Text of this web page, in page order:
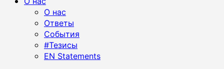
О нас
Ответы
События
#Тезисы
EN Statements